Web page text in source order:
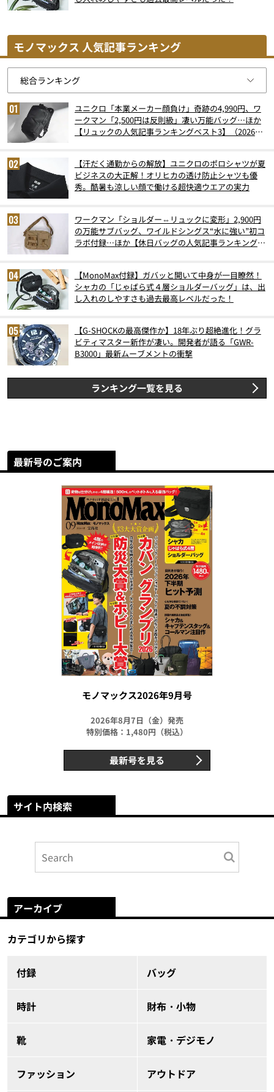
モノマックス 人気記事ランキング
ユニクロ「本業メーカー顔負け」奇跡の4,990円、ワ
ークマン「2,500円は反則級」凄い万能バッグ…ほか
【リュックの人気記事ランキングベスト3】（2026年
【汗だく通勤からの解放】ユニクロのポロシャツが夏
ビジネスの大正解！オリヒカの透け防止シャツも優
秀。酷暑も涼しい顔で働ける超快適ウエアの実力
ワークマン「ショルダー⇔リュックに変形」2,900円
の万能サブバッグ、ワイルドシングス“水に強い”初コ
ラボ付録…ほか【休日バッグの人気記事ランキングベ
【MonoMax付録】ガバッと開いて中身が一目瞭然！
シャカの「じゃばら式４層ショルダーバッグ」は、出
し入れのしやすさも過去最高レベルだった！
【G-SHOCKの最高傑作か】18年ぶり超絶進化！グラ
ビティマスター新作が凄い。開発者が語る「GWR-
B3000」最新ムーブメントの衝撃
ランキング一覧を見る
最新号のご案内
モノマックス2026年9月号
2026年8月7日（金）発売
特別価格：1,480円（税込）
最新号を見る
サイト内検索
アーカイブ
カテゴリから探す
付録 バッグ
時計 財布・小物
靴 家電・デジモノ
ファッション アウトドア